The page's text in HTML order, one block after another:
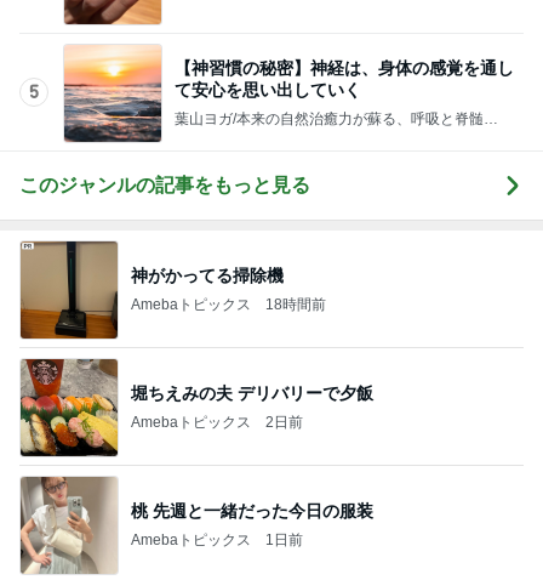
5
【神習慣の秘密】神経は、身体の感覚を通し
て安心を思い出していく
葉山ヨガ/本来の自然治癒力が蘇る、呼吸と脊髄の
このジャンルの記事をもっと見る
神がかってる掃除機
Amebaトピックス 18時間前
堀ちえみの夫 デリバリーで夕飯
Amebaトピックス 2日前
桃 先週と一緒だった今日の服装
Amebaトピックス 1日前